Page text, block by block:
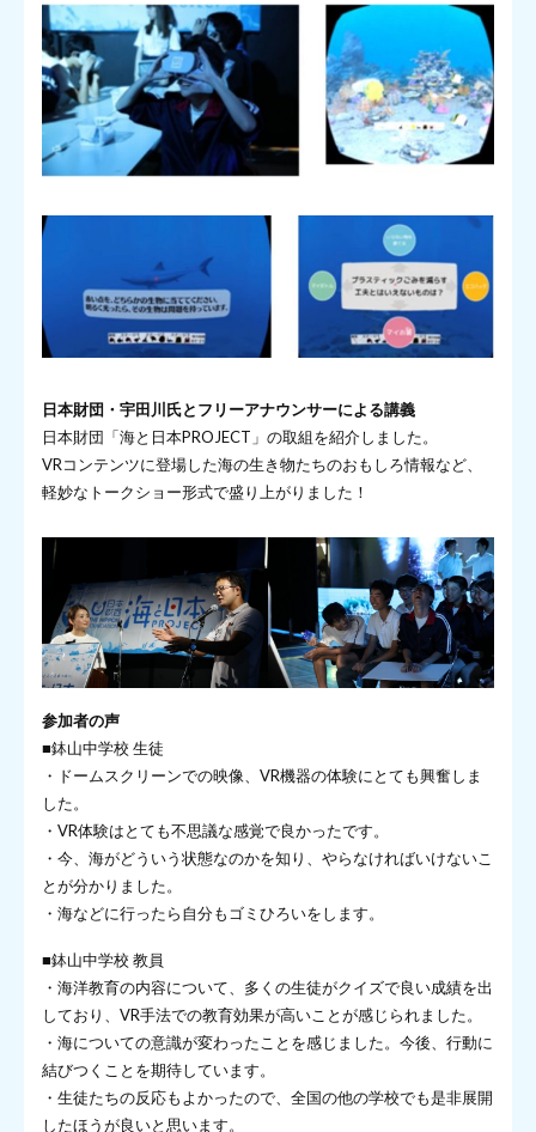
日本財団・宇田川氏とフリーアナウンサーによる講義
日本財団「海と日本PROJECT」の取組を紹介しました。
VRコンテンツに登場した海の生き物たちのおもしろ情報など、
軽妙なトークショー形式で盛り上がりました！
参加者の声
■鉢山中学校 生徒
・ドームスクリーンでの映像、VR機器の体験にとても興奮しま
した。
・VR体験はとても不思議な感覚で良かったです。
・今、海がどういう状態なのかを知り、やらなければいけないこ
とが分かりました。
・海などに行ったら自分もゴミひろいをします。
■鉢山中学校 教員
・海洋教育の内容について、多くの生徒がクイズで良い成績を出
しており、VR手法での教育効果が高いことが感じられました。
・海についての意識が変わったことを感じました。今後、行動に
結びつくことを期待しています。
・生徒たちの反応もよかったので、全国の他の学校でも是非展開
したほうが良いと思います。